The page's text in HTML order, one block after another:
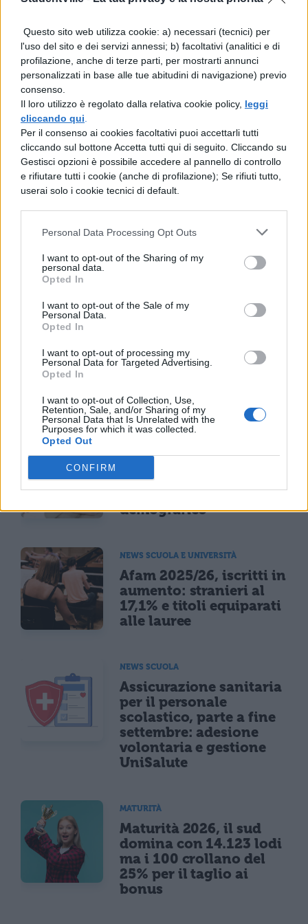
Questo sito web utilizza cookie: a) necessari (tecnici) per
l'uso del sito e dei servizi annessi; b) facoltativi (analitici e di
profilazione, anche di terze parti, per mostrarti annunci
personalizzati in base alle tue abitudini di navigazione) previo
consenso.
Il loro utilizzo è regolato dalla relativa cookie policy, leggi
cliccando qui
Per il consenso ai cookies facoltativi puoi accettarli tutti
cliccando sul bottone Accetta tutti qui di seguito. Cliccando su
Gestisci opzioni è possibile accedere al pannello di controllo
e rifiutare tutti i cookie (anche di profilazione); Se rifiuti tutto,
userai solo i cookie tecnici di default.
Personal Data Processing Opt Outs
I want to opt-out of the Sharing of my
personal data.
Opted In
I want to opt-out of the Sale of my
Personal Data.
Opted In
I want to opt-out of processing my
Personal Data for Targeted Advertising.
Opted In
I want to opt-out of Collection, Use,
Retention, Sale, and/or Sharing of my
Personal Data that Is Unrelated with the
Purposes for which it was collected.
Opted Out
CONFIRM
(YOUTUBE)
TI POTREBBE INTERESSARE
50mila iscritti in meno:
l'effetto del crollo
demografico
NEWS SCUOLA E UNIVERSITÀ
Afam 2025/26, iscritti in
aumento: stranieri al
17,1% e titoli equiparati
alle lauree
NEWS SCUOLA
Assicurazione sanitaria
per il personale
scolastico, parte a fine
settembre: adesione
volontaria e gestione
UniSalute
MATURITÀ
Maturità 2026, il sud
domina con 14.123 lodi
ma i 100 crollano del
25% per il taglio ai
bonus